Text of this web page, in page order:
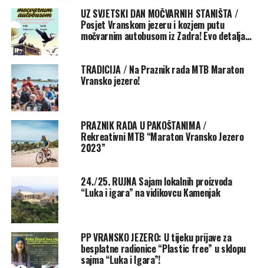
No votes yet.
POVEZANE TEME :
Kalmeta: Kosor ima pravo birati
NE PROPUSTITE
Radnici sišli s tornja nakon Popijačevog obećanja
UZ SVJETSKI DAN MOČVARNIH STANIŠTA /
Posjet Vranskom jezeru i kozjem putu
močvarnim autobusom iz Zadra! Evo detalja…
TRADICIJA / Na Praznik rada MTB Maraton
Vransko jezero!
PRAZNIK RADA U PAKOŠTANIMA /
Rekreativni MTB “Maraton Vransko Jezero
2023”
24./25. RUJNA Sajam lokalnih proizvoda
“Luka i igara” na vidikovcu Kamenjak
PP VRANSKO JEZERO: U tijeku prijave za
besplatne radionice “Plastic free” u sklopu
sajma “Luka i Igara”!